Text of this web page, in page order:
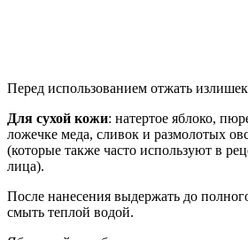
Перед использованием отжать
Для сухой кожи: натертое яблоко,
ложечке меда, сливок и размолотых
(которые также часто используют в
лица).
После нанесения выдержать до
смыть теплой водой.